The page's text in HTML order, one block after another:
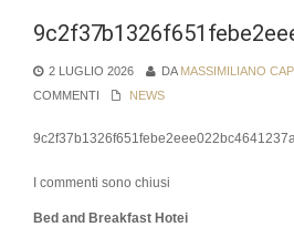
2 LUGLIO 2026 DA MASSIMILIANO
COMMENTI
NEWS
I commenti sono chiusi
Bed and Breakfast Hotei